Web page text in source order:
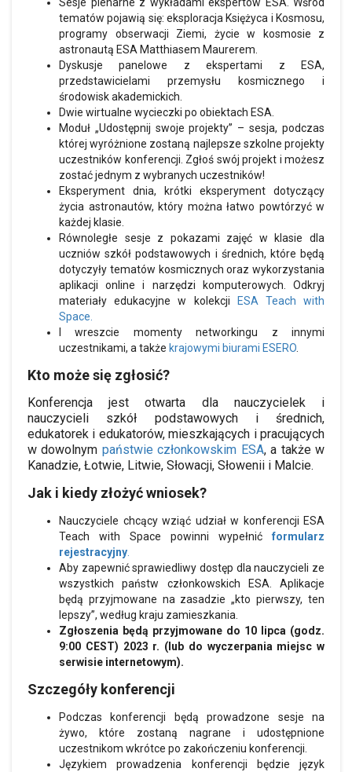
tematów pojawią się: eksploracja Księżyca i Kosmosu,
programy obserwacji Ziemi, życie w kosmosie z
astronautą ESA Matthiasem Maurerem.
Dyskusje panelowe z ekspertami z ESA,
przedstawicielami przemysłu kosmicznego i
środowisk akademickich.
Dwie wirtualne wycieczki po obiektach ESA.
Moduł „Udostępnij swoje projekty” – sesja, podczas
której wyróżnione zostaną najlepsze szkolne projekty
uczestników konferencji. Zgłoś swój projekt i możesz
zostać jednym z wybranych uczestników!
Eksperyment dnia, krótki eksperyment dotyczący
życia astronautów, który można łatwo powtórzyć w
każdej klasie.
Równoległe sesje z pokazami zajęć w klasie dla
uczniów szkół podstawowych i średnich, które będą
dotyczyły tematów kosmicznych oraz wykorzystania
aplikacji online i narzędzi komputerowych. Odkryj
materiały edukacyjne w kolekcji ESA Teach with
Space.
I wreszcie momenty networkingu z innymi
uczestnikami, a także krajowymi biurami ESERO
Kto może się zgłosić?
Konferencja jest otwarta dla nauczycielek i
nauczycieli szkół podstawowych i średnich,
edukatorek i edukatorów, mieszkających i pracujących
w dowolnym państwie członkowskim ESA, a także w
Kanadzie, Łotwie, Litwie, Słowacji, Słowenii i Malcie.
Jak i kiedy złożyć wniosek?
Nauczyciele chcący wziąć udział w konferencji ESA
Teach with Space powinni wypełnić formularz
rejestracyjny
Aby zapewnić sprawiedliwy dostęp dla nauczycieli ze
wszystkich państw członkowskich ESA. Aplikacje
będą przyjmowane na zasadzie „kto pierwszy, ten
lepszy”, według kraju zamieszkania.
Zgłoszenia będą przyjmowane do 10 lipca (godz.
9:00 CEST) 2023 r. (lub do wyczerpania miejsc w
serwisie internetowym).
Szczegóły konferencji
Podczas konferencji będą prowadzone sesje na
żywo, które zostaną nagrane i udostępnione
uczestnikom wkrótce po zakończeniu konferencji.
Językiem prowadzenia konferencji będzie język